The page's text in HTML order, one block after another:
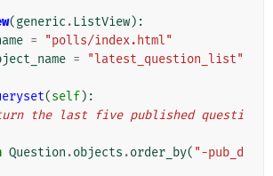
(generic . ListView):
=
"polls/index.html"
= "latest_question_list"
(self):
the last five published questi
Question .objects .order_by( "-pub_d